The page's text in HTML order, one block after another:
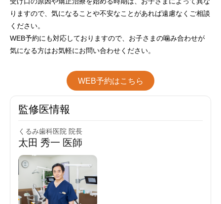
りますので、気になることや不安なことがあれば遠慮なくご相談
ください。
WEB予約にも対応しておりますので、お子さまの噛み合わせが
気になる方はお気軽にお問い合わせください。
WEB予約はこちら
監修医情報
くるみ歯科医院 院長
太田 秀一 医師